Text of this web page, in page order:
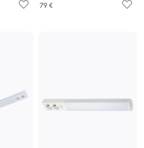
79 €